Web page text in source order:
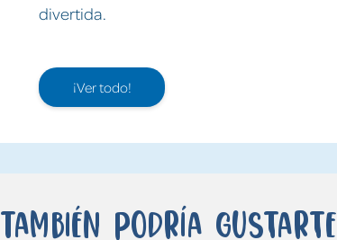
divertida.
¡Ver todo!
También podría gustarte...